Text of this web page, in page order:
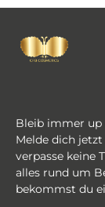
Bleib immer up
Melde dich
verpasse keine
alles rund um
bekommst du